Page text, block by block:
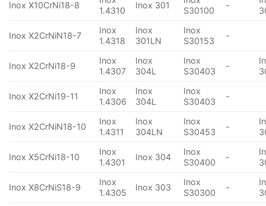
Inox X10CrNi18-8
1.4310
Inox 301
S30100
-
Inox X2CrNiN18-7
Inox
1.4318
Inox
301LN
Inox
S30153
-
Inox X2CrNi18-9
Inox
1.4307
Inox
304L
Inox
S30403
-
Inox X2CrNi19-11
Inox
1.4306
Inox
304L
Inox
S30403
-
Inox X2CrNiN18-10
Inox
1.4311
Inox
304LN
Inox
S30453
-
Inox X5CrNi18-10
Inox
1.4301
Inox 304
Inox
S30400
-
Inox X8CrNiS18-9
Inox
1.4305
Inox 303
Inox
S30300
-